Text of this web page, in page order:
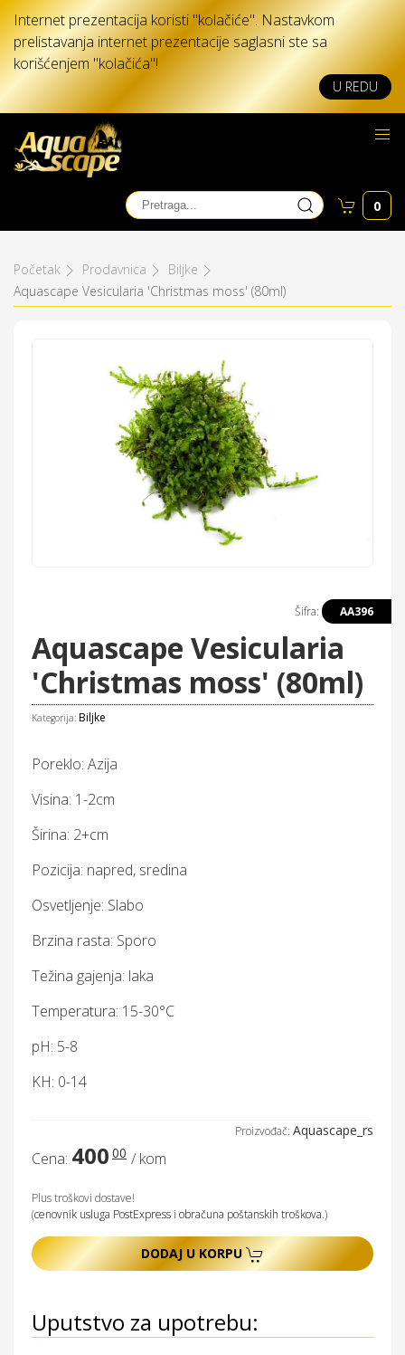
Internet prezentacija koristi "kolačiće". Nastavkom
prelistavanja internet prezentacije saglasni ste sa
korišćenjem "kolačića"!
U REDU
0
Početak Prodavnica
Biljke
Aquascape Vesicularia 'Christmas moss' (80ml)
Šifra: AA396
Aquascape Vesicularia
'Christmas moss' (80ml)
Kategorija: Biljke
Poreklo: Azija
Visina: 1-2cm
Širina: 2+cm
Pozicija: napred, sredina
Osvetljenje: Slabo
Brzina rasta: Sporo
Težina gajenja: laka
Temperatura: 15-30°C
pH: 5-8
KH: 0-14
Proizvođač: Aquascape_rs
Cena: 400 00 / kom
Plus troškovi dostave!
(cenovnik usluga PostExpress i obračuna poštanskih troškova.)
DODAJ U KORPU
Uputstvo za upotrebu: